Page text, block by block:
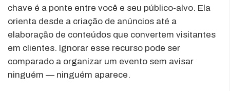
chave é a ponte entre você e seu público-alvo. Ela
orienta desde a criação de anúncios até a
elaboração de conteúdos que convertem visitantes
em clientes. Ignorar esse recurso pode ser
comparado a organizar um evento sem avisar
ninguém — ninguém aparece.